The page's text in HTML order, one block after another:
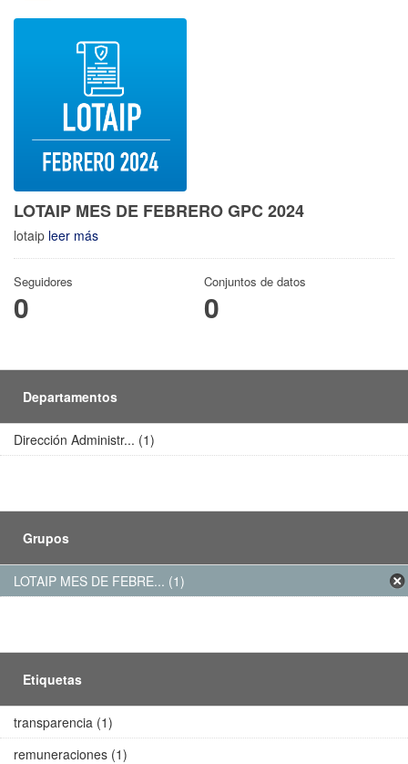
LOTAIP MES DE FEBRERO GPC 2024
lotaip leer más
Seguidores
0
Conjuntos de datos
0
Departamentos
Dirección Administr... (1)
Grupos
LOTAIP MES DE FEBRE... (1)
Etiquetas
transparencia (1)
remuneraciones (1)